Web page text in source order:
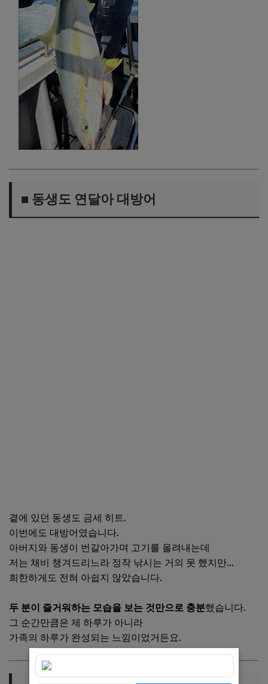
■ 동생도 연달아 대방어
곁에 있던 동생도 금세 히트.
이번에도 대방어였습니다.
아버지와 동생이 번갈아가며 고기를 올려내는데
저는 채비 챙겨드리느라 정작 낚시는 거의 못 했지만…
희한하게도 전혀 아쉽지 않았습니다.
두 분이 즐거워하는 모습을 보는 것만으로 충분했습니다.
그 순간만큼은 제 하루가 아니라
가족의 하루가 완성되는 느낌이었거든요.